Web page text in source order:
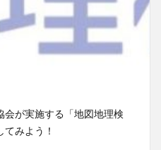
会が実施する「地図地理検
みよう！